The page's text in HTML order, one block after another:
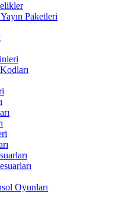
Paketleri
Oyunları